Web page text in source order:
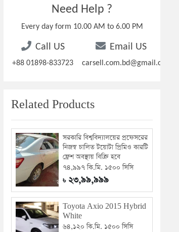
Need Help ?
Every day form 10.00 AM to 6.00 PM
Call US
+88 01898-833723
Email US
carsell.com.bd@gmail.com
Related Products
সরকারি বিশ্ববিদ্যালয়ের প্রফেসরের
নিজস্ব চালিত টয়োটা প্রিমিও কারটি
ফ্রেশ অবস্থায় বিক্রি হবে
৭৪,৯৯৭ কি.মি. ১৫০০ সিসি
৳২৩,৯৯,৯৯৯
Toyota Axio 2015 Hybrid
White
৬৪,১২০ কি.মি. ১৫০০ সিসি